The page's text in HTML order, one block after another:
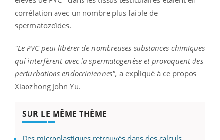
corrélation avec un nombre plus faible de
spermatozoïdes.
"Le PVC peut libérer de nombreuses substances chimiques
qui interfèrent avec la spermatogenèse et provoquent des
perturbations endocriniennes", a expliqué à ce propos
Xiaozhong John Yu.
SUR LE MÊME THÈME
Des microplastiques retrouvés dans des calculs